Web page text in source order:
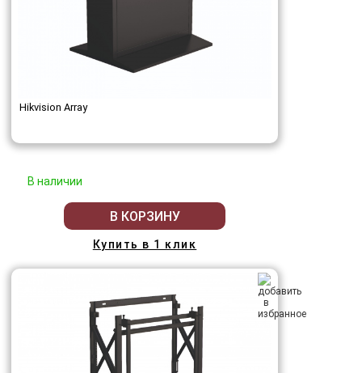
Hikvision Array
В наличии
В КОРЗИНУ
Купить в 1 клик